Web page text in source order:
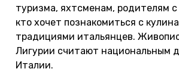
туризма, яхтсменам, родителям
кто хочет познакомиться с
традициями итальянцев.
Лигурии считают национальным
Италии.